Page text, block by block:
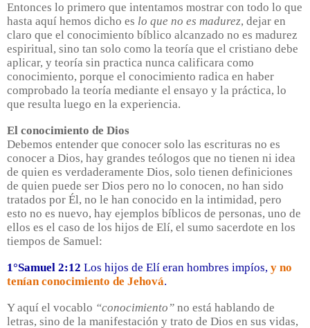
Entonces lo primero que intentamos mostrar con todo lo que
hasta aquí hemos dicho es lo que no es madurez, dejar en
claro que el conocimiento bíblico alcanzado no es madurez
espiritual, sino tan solo como la teoría que el cristiano debe
aplicar, y teoría sin practica nunca calificara como
conocimiento, porque el conocimiento radica en haber
comprobado la teoría mediante el ensayo y la práctica, lo
que resulta luego en la experiencia.
El conocimiento de Dios
Debemos entender que conocer solo las escrituras no es
conocer a Dios, hay grandes teólogos que no tienen ni idea
de quien es verdaderamente Dios, solo tienen definiciones
de quien puede ser Dios pero no lo conocen, no han sido
tratados por Él, no le han conocido en la intimidad, pero
esto no es nuevo, hay ejemplos bíblicos de personas, uno de
ellos es el caso de los hijos de Elí, el sumo sacerdote en los
tiempos de Samuel:
1°Samuel 2:12 Los hijos de Elí eran hombres impíos, y no
tenían conocimiento de Jehová.
Y aquí el vocablo “conocimiento” no está hablando de
letras, sino de la manifestación y trato de Dios en sus vidas,